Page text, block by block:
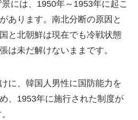
には、1950年～1953年に起こ
あります。南北分断の原因と
と北朝鮮は現在でも冷戦状態
は未だ解けないままです。
に、韓国人男性に国防能力を
、1953年に施行された制度が